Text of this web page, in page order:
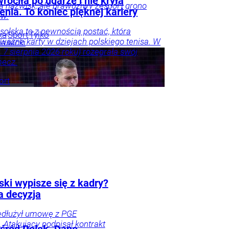
nazwisk, ale prawdziwy zespół i grono
SportTylko
To koniec pięknej kariery
to z pewnością postać, która
ważne karty w dziejach polskiego tenisa. W
7 sierpnia 2026 roku) rozegrała swój
wypisze się z kadry?
decyzja
umowę z PGE
podpisał kontrakt